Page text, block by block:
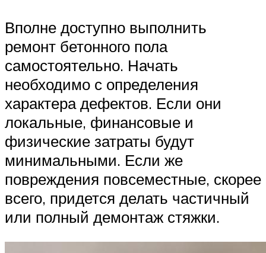
Вполне доступно выполнить
ремонт бетонного пола
самостоятельно. Начать
необходимо с определения
характера дефектов. Если они
локальные, финансовые и
физические затраты будут
минимальными. Если же
повреждения повсеместные, скорее
всего, придется делать частичный
или полный демонтаж стяжки.